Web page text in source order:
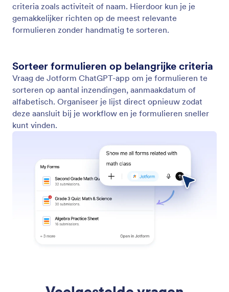
criteria zoals activiteit of naam. Hierdoor kun je je
gemakkelijker richten op de meest relevante
formulieren zonder handmatig te sorteren.
Sorteer formulieren op belangrijke criteria
Vraag de Jotform ChatGPT-app om je formulieren te
sorteren op aantal inzendingen, aanmaakdatum of
alfabetisch. Organiseer je lijst direct opnieuw zodat
deze aansluit bij je workflow en je formulieren sneller
kunt vinden.